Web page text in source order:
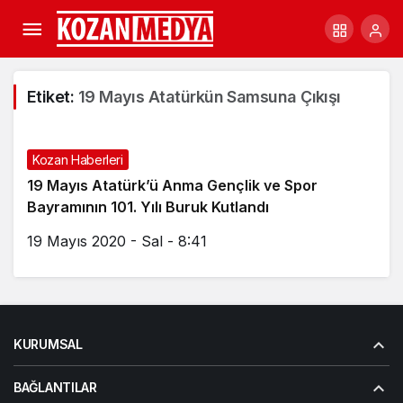
Etiket: 19 Mayıs Atatürkün Samsuna Çıkışı
Kozan Haberleri
19 Mayıs Atatürk’ü Anma Gençlik ve Spor
Bayramının 101. Yılı Buruk Kutlandı
19 Mayıs 2020 - Sal - 8:41
KURUMSAL
BAĞLANTILAR